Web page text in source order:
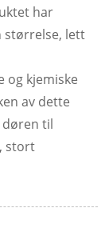
har
størrelse, lett
og kjemiske
av dette
til
stort